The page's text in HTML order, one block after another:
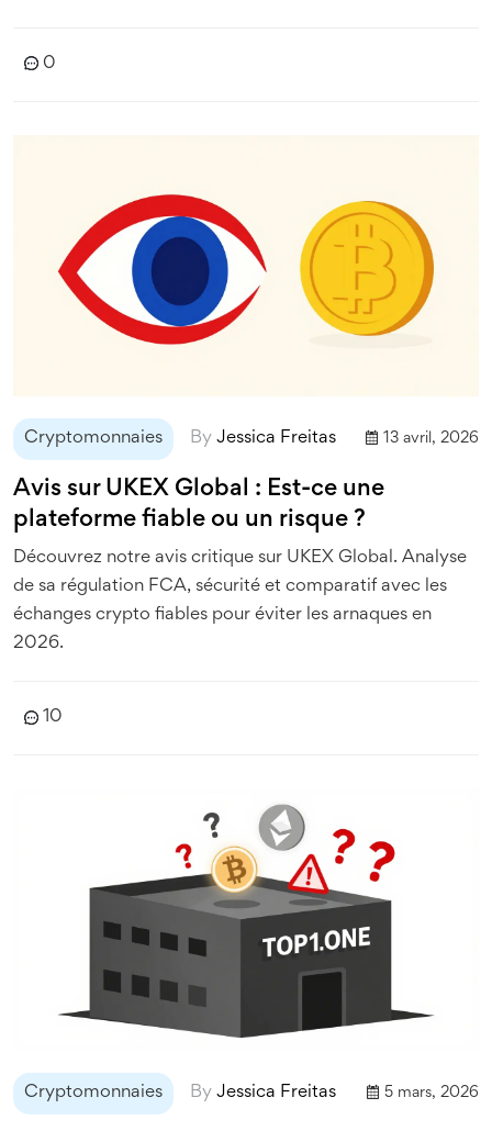
0
Cryptomonnaies By Jessica Freitas 13 avril, 2026
Avis sur UKEX Global : Est-ce une
plateforme fiable ou un risque ?
Découvrez notre avis critique sur UKEX Global. Analyse
de sa régulation FCA, sécurité et comparatif avec les
échanges crypto fiables pour éviter les arnaques en
2026.
10
Cryptomonnaies By Jessica Freitas 5 mars, 2026